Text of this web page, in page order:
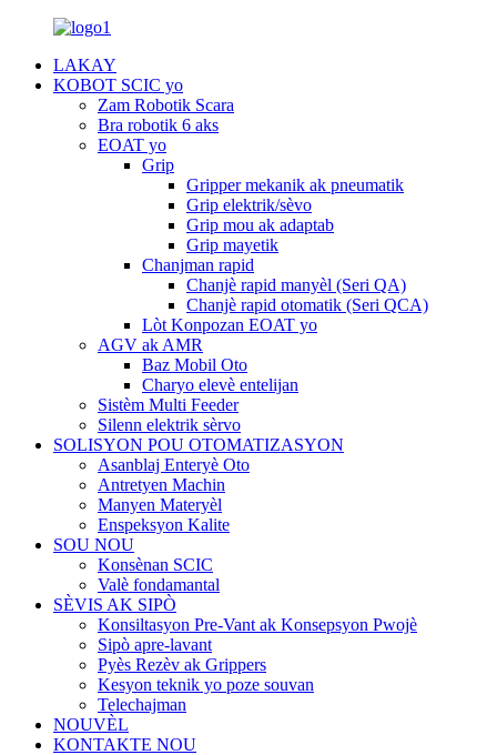
LAKAY
KOBOT SCIC yo
Zam Robotik Scara
Bra robotik 6 aks
EOAT yo
Grip
Gripper mekanik ak pneumatik
Grip elektrik/sèvo
Grip mou ak adaptab
Grip mayetik
Chanjman rapid
Chanjè rapid manyèl (Seri QA)
Chanjè rapid otomatik (Seri QCA)
Lòt Konpozan EOAT yo
AGV ak AMR
Baz Mobil Oto
Charyo elevè entelijan
Sistèm Multi Feeder
Silenn elektrik sèrvo
SOLISYON POU OTOMATIZASYON
Asanblaj Enteryè Oto
Antretyen Machin
Manyen Materyèl
Enspeksyon Kalite
SOU NOU
Konsènan SCIC
Valè fondamantal
SÈVIS AK SIPÒ
Konsiltasyon Pre-Vant ak Konsepsyon Pwojè
Sipò apre-lavant
Pyès Rezèv ak Grippers
Kesyon teknik yo poze souvan
Telechajman
NOUVÈL
KONTAKTE NOU